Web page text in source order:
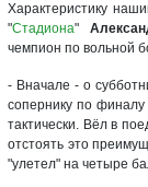
Характеристику
"Стадиона"
чемпион по вольной
- Вначале - о
сопернику по
тактически. Вёл в
отстоять это
"улетел" на четыре